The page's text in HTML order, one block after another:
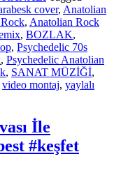
cover, Anatolian
, Anatolian Rock
, BOZLAK,
, Psychedelic 70s
, Psychedelic Anatolian
, SANAT MÜZİĞİ,
video montaj, yaylalı
İle
#keşfet